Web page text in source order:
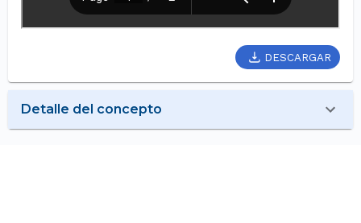
DESCARGAR
Detalle del concepto